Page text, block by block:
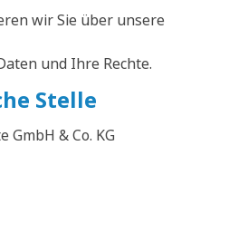
wir Sie über unsere
und Ihre Rechte.
Stelle
GmbH & Co. KG